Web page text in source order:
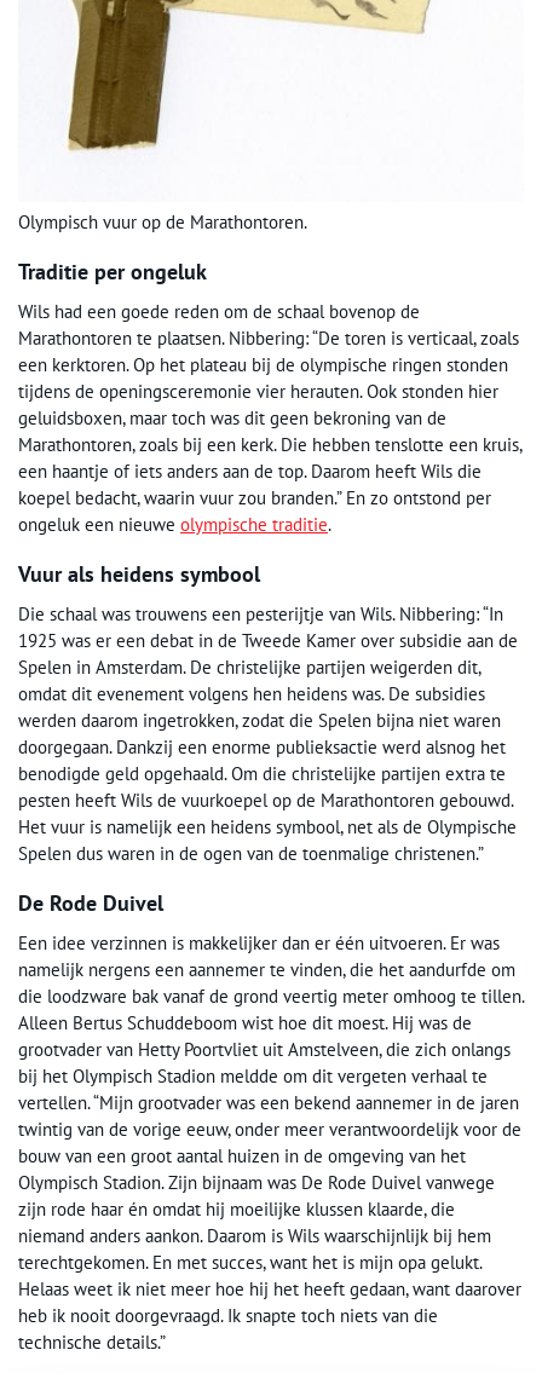
Olympisch vuur op de Marathontoren.
Traditie per ongeluk
Wils had een goede reden om de schaal bovenop de
Marathontoren te plaatsen. Nibbering: “De toren is verticaal, zoals
een kerktoren. Op het plateau bij de olympische ringen stonden
tijdens de openingsceremonie vier herauten. Ook stonden hier
geluidsboxen, maar toch was dit geen bekroning van de
Marathontoren, zoals bij een kerk. Die hebben tenslotte een kruis,
een haantje of iets anders aan de top. Daarom heeft Wils die
koepel bedacht, waarin vuur zou branden.” En zo ontstond per
ongeluk een nieuwe olympische traditie.
Vuur als heidens symbool
Die schaal was trouwens een pesterijtje van Wils. Nibbering: “In
1925 was er een debat in de Tweede Kamer over subsidie aan de
Spelen in Amsterdam. De christelijke partijen weigerden dit,
omdat dit evenement volgens hen heidens was. De subsidies
werden daarom ingetrokken, zodat die Spelen bijna niet waren
doorgegaan. Dankzij een enorme publieksactie werd alsnog het
benodigde geld opgehaald. Om die christelijke partijen extra te
pesten heeft Wils de vuurkoepel op de Marathontoren gebouwd.
Het vuur is namelijk een heidens symbool, net als de Olympische
Spelen dus waren in de ogen van de toenmalige christenen.”
De Rode Duivel
Een idee verzinnen is makkelijker dan er één uitvoeren. Er was
namelijk nergens een aannemer te vinden, die het aandurfde om
die loodzware bak vanaf de grond veertig meter omhoog te tillen.
Alleen Bertus Schuddeboom wist hoe dit moest. Hij was de
grootvader van Hetty Poortvliet uit Amstelveen, die zich onlangs
bij het Olympisch Stadion meldde om dit vergeten verhaal te
vertellen. “Mijn grootvader was een bekend aannemer in de jaren
twintig van de vorige eeuw, onder meer verantwoordelijk voor de
bouw van een groot aantal huizen in de omgeving van het
Olympisch Stadion. Zijn bijnaam was De Rode Duivel vanwege
zijn rode haar én omdat hij moeilijke klussen klaarde, die
niemand anders aankon. Daarom is Wils waarschijnlijk bij hem
terechtgekomen. En met succes, want het is mijn opa gelukt.
Helaas weet ik niet meer hoe hij het heeft gedaan, want daarover
heb ik nooit doorgevraagd. Ik snapte toch niets van die
technische details.”